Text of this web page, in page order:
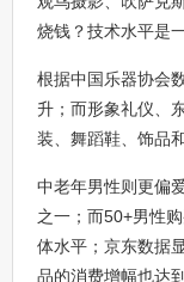
烧钱？技术水平是
根据中国乐器协会
升；而形象礼仪、
装、舞蹈鞋、饰品
中老年男性则更偏
之一；而50+男性
体水平；京东数据
品的消费增幅也达